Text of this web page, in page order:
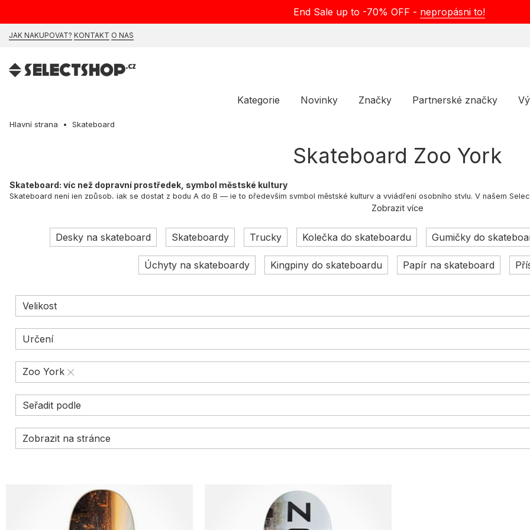
End Sale up to -70% OFF - nepropásni to!
JAK NAKUPOVAT? KONTAKT O NAS
Kategorie Novinky Značky Partnerské značky
Hlavní strana Skateboard
Skateboard Zoo York
Skateboard: víc než dopravní prostředek, symbol městské kultury
Skateboard není jen způsob, jak se dostat z bodu A do B — je to především symbol městské kultury a vyjádření osobního stylu. V našem
začátečníky i pokročilé skaty. Nabízíme desky, kola, trucky, kompletní skateboardy a doplňky, které nejen skvěle jezdí, ale i stylově sednou.
Historie a význam skateboardingu
Skateboard se poprvé objevil v 50. letech v Kalifornii, původně vyrobený ze dřeva s kovovými kolečky a tvarem surfové desky. V průběhu let
kultury, která sdílí módu, hudbu a umění, podporuje nové členy a posouvá hranice triků.
Zobrazit více
Desky na skateboard Skateboardy Trucky Kolečka do skateboardu Gumičky do
Úchyty na skateboardy Kingpiny do skateboardu Papír na skateboard
Velikost
Určení
Zoo York
Seřadit podle
Zobrazit na stránce